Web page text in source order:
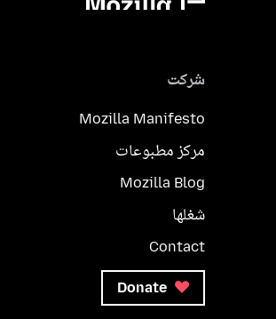
شرکت
Mozilla Manifesto
مرکز مطبوعات
Mozilla Blog
شغلها
Contact
Donate